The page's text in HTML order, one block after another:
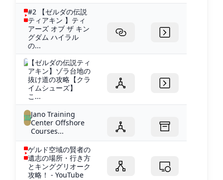
#2 【ゼルダの伝説
ティアキン 】ティ
アーズ オブ ザ キン
グダム ハイラル
の...
【ゼルダの伝説ティ
アキン】ゾラ台地の
抜け道の攻略【クラ
イムシューズ】
こ...
Jano Training
Center Offshore
Courses...
ゲルド空域の賢者の
遺志の場所・行き方
とキンググリオーク
攻略！ - YouTube